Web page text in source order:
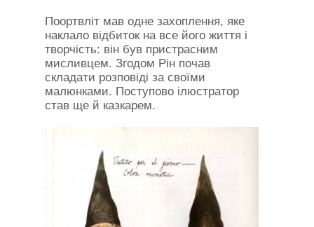
Поортвліт мав одне захоплення, яке
наклало відбиток на все його життя і
творчість: він був пристрасним
мисливцем. Згодом Рін почав
складати розповіді за своїми
малюнками. Поступово ілюстратор
став ще й казкарем.